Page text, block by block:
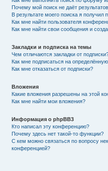
Почему мой поиск не даёт
В результате моего поиска я получил
Как мне найти пользователя
Как мне найти свои сообщения и
Закладки и подписка на темы
Чем отличаются закладки от
Как мне подписаться на
Как мне отказаться от подписки?
Вложения
Какие вложения разрешены на этой
Как мне найти мои вложения?
Информация о phpBB3
Кто написал эту конференцию?
Почему здесь нет такой-то функции?
С кем можно связаться по вопросу
конференцией?